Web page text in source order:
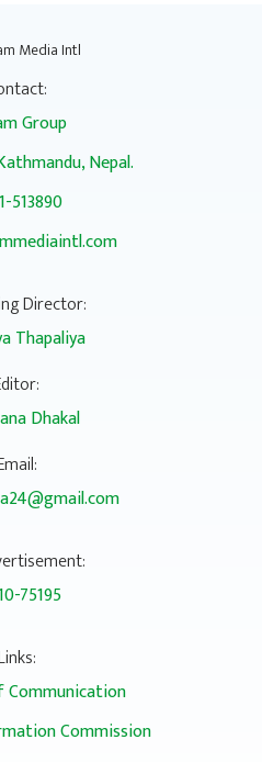
Group
Nepal.
513890
Director:
Thapaliya
Dhakal
75195
Commission